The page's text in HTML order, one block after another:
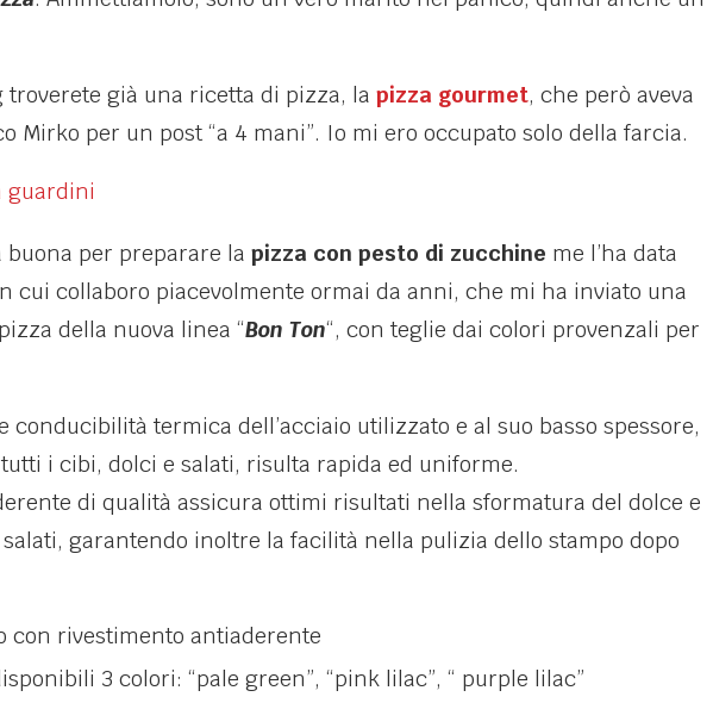
già una ricetta di pizza, la pizza gourmet, che però aveva
Mirko per un post “a 4 mani”. Io mi ero occupato solo della farcia.
buona per preparare la pizza con pesto di zucchine me l’ha data
cui collaboro piacevolmente ormai da anni, che mi ha inviato una
della nuova linea “Bon Ton“, con teglie dai colori provenzali per
conducibilità termica dell’acciaio utilizzato e al suo basso spessore,
i cibi, dolci e salati, risulta rapida ed uniforme.
di qualità assicura ottimi risultati nella sformatura del dolce e
garantendo inoltre la facilità nella pulizia dello stampo dopo
con rivestimento antiaderente
3 colori: “pale green”, “pink lilac”, “ purple lilac”